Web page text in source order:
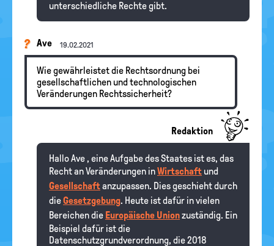
unterschiedliche Rechte gibt.
Ave 19.02.2021
Wie gewährleistet die Rechtsordnung bei
gesellschaftlichen und technologischen
Veränderungen Rechtssicherheit?
Redaktion
Hallo Ave , eine Aufgabe des Staates ist es, das
Recht an Veränderungen inWirtschaft und
Gesellschaftanzupassen. Dies geschieht durch
dieGesetzgebung. Heute ist dafür in vielen
Bereichen die Europäische Unionzuständig. Ein
Beispiel dafür ist die
Datenschutzgrundverordnung, die 2018